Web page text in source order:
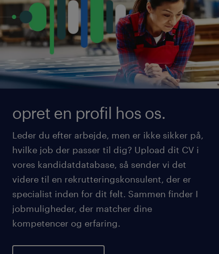
opret en profil hos os.
Leder du efter arbejde, men er ikke sikker på,
hvilke job der passer til dig? Upload dit CV i
vores kandidatdatabase, så sender vi det
videre til en rekrutteringskonsulent, der er
specialist inden for dit felt. Sammen finder I
jobmuligheder, der matcher dine
kompetencer og erfaring.